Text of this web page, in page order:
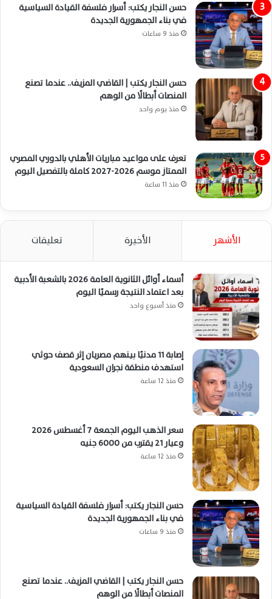
حسن النجار يكتب: أسرار فلسفة القيادة السياسية
في بناء الجمهورية الجديدة
منذ 9 ساعات
حسن النجار يكتب | القاضي المزيف.. عندما تصنع
المنصات أبطالًا من الوهم
منذ يوم واحد
تعرف على مواعيد مباريات الأهلي بالدوري المصري
الممتاز موسم 2026-2027 كاملة بالتفصيل اليوم
منذ 11 ساعة
الأشهر الأخيرة تعليقات
أسماء أوائل الثانوية العامة 2026 بالشعبة الأدبية
بعد اعتماد النتيجة رسميًا اليوم
منذ أسبوع واحد
إصابة 11 مدنيًا بينهم مصريان إثر قصف حوثي
استهدف منطقة نجران السعودية
منذ 12 ساعة
سعر الذهب اليوم الجمعة 7 أغسطس 2026
وعيار 21 يقترب من 6000 جنيه
منذ 12 ساعة
حسن النجار يكتب: أسرار فلسفة القيادة السياسية
في بناء الجمهورية الجديدة
منذ 9 ساعات
حسن النجار يكتب | القاضي المزيف.. عندما تصنع
المنصات أبطالًا من الوهم